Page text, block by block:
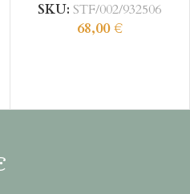
SKU: STF/002/932506
68,00€